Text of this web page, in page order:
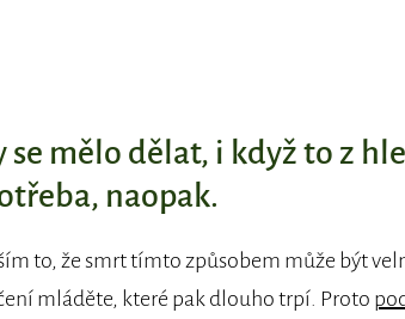
se mělo dělat, i když to z
naopak.
to, že smrt tímto způsobem může být
mláděte, které pak dlouho trpí. Proto